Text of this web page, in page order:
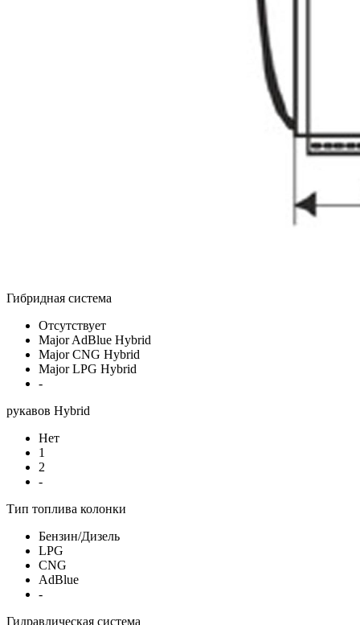
Гибридная система
Отсутствует
Major AdBlue Hybrid
Major CNG Hybrid
Major LPG Hybrid
-
рукавов Hybrid
Нет
1
2
-
Тип топлива колонки
Бензин/Дизель
LPG
CNG
AdBlue
-
Гидравлическая система